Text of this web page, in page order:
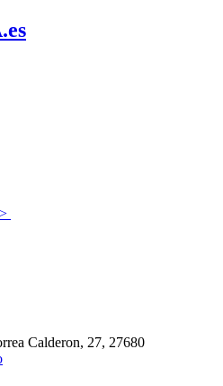
.es
Calderon, 27, 27680